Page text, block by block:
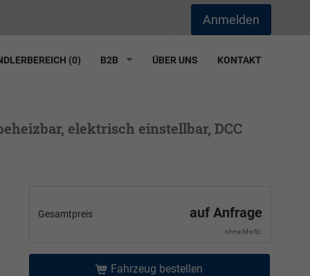
Anmelden
(0) B2B ÜBER UNS KONTAKT
elektrisch einstellbar, DCC
Gesamtpreis auf Anfrage
ohne MwSt.
Fahrzeug bestellen